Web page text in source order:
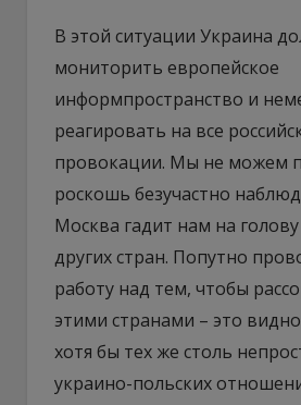
В этой ситуации Украина
мониторить европейское
информпространство и
реагировать на все
провокации. Мы не можем
роскошь безучастно
Москва гадит нам на
других стран. Попутно
работу над тем, чтобы
этими странами – это
хотя бы тех же столь
украино-польских